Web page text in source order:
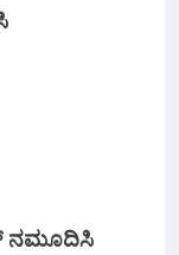
ನಮೂದಿಸಿ